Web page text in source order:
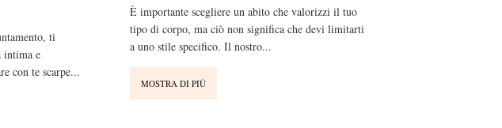
ti
intima e
con te scarpe...
È importante scegliere un abito che valorizzi il tuo
tipo di corpo, ma ciò non significa che devi limitarti
a uno stile specifico. Il nostro...
MOSTRA DI PIÙ